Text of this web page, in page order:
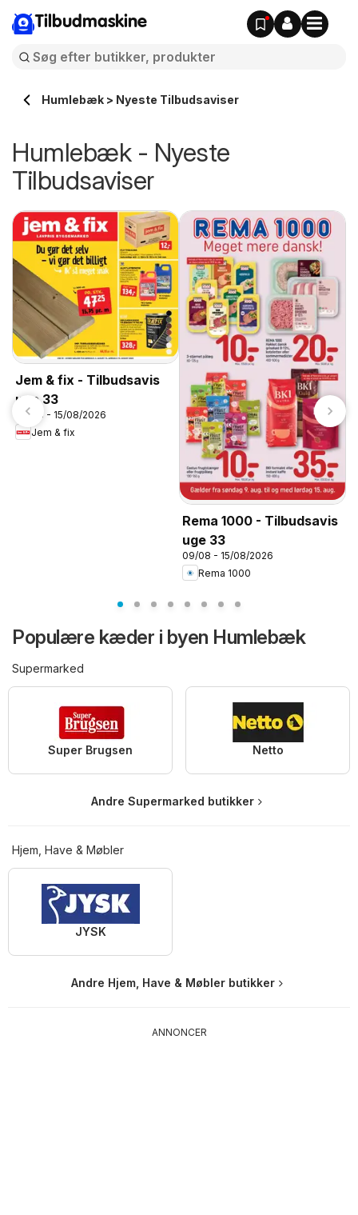
Tilbudmaskine
Humlebæk > Nyeste Tilbudsaviser
Humlebæk - Nyeste
Tilbudsaviser
Jem & fix - Tilbudsavis
uge 33
09/08 - 15/08/2026
Jem & fix
Rema 1000 - Tilbudsavis
uge 33
09/08 - 15/08/2026
Rema 1000
Populære kæder i byen Humlebæk
Supermarked
Super Brugsen Netto
Andre Supermarked butikker
Hjem, Have & Møbler
JYSK
Andre Hjem, Have & Møbler butikker
ANNONCER